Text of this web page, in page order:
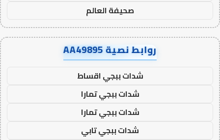
صحيفة العالم
روابط نصية AA49895
شدات ببجي اقساط
شدات ببجي تمارا
شدات ببجي تمارا
شدات ببجي تابي